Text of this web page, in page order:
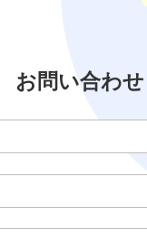
お問い合わせ